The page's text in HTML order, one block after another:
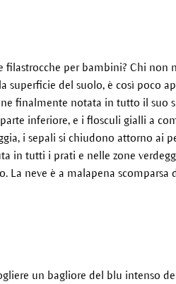
per bambini? Chi non
del suolo, è così poco
finalmente notata in tutto il suo
inferiore, e i flosculi gialli a
i sepali si chiudono attorno ai
in tutti i prati e nelle zone
neve è a malapena scomparsa
un bagliore del blu intenso